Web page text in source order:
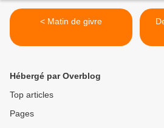
< Matin de givre
Hébergé par Overblog
Top articles
Pages